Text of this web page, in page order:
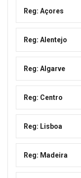
Reg: Açores
Reg: Alentejo
Reg: Algarve
Reg: Centro
Reg: Lisboa
Reg: Madeira